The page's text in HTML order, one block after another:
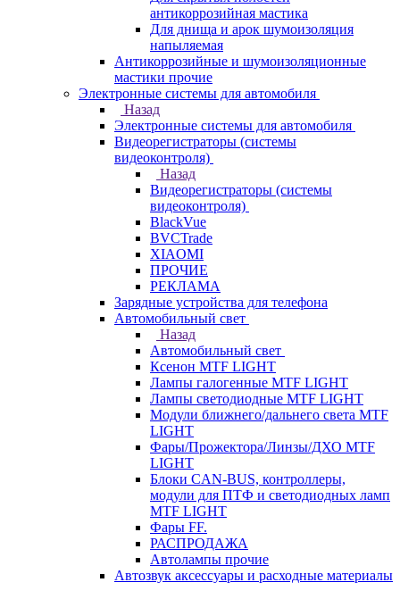
антикоррозийная мастика
Для днища и арок шумоизоляция
напыляемая
Антикоррозийные и шумоизоляционные
мастики прочие
Электронные системы для автомобиля
Назад
Электронные системы для автомобиля
Видеорегистраторы (системы
видеоконтроля)
Назад
Видеорегистраторы (системы
видеоконтроля)
BlackVue
BVCTrade
XIAOMI
ПРОЧИЕ
РЕКЛАМА
Зарядные устройства для телефона
Автомобильный свет
Назад
Автомобильный свет
Ксенон MTF LIGHT
Лампы галогенные MTF LIGHT
Лампы светодиодные MTF LIGHT
Модули ближнего/дальнего света MTF
LIGHT
Фары/Прожектора/Линзы/ДХО MTF
LIGHT
Блоки CAN-BUS, контроллеры,
модули для ПТФ и светодиодных ламп
MTF LIGHT
Фары FF.
РАСПРОДАЖА
Автолампы прочие
Автозвук аксессуары и расходные материалы